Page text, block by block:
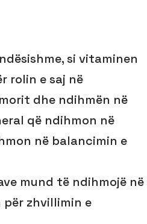
si vitaminen
rolin e saj në
dhe ndihmën në
që ndihmon në
në balancimin e
mund të ndihmojë në
zhvillimin e